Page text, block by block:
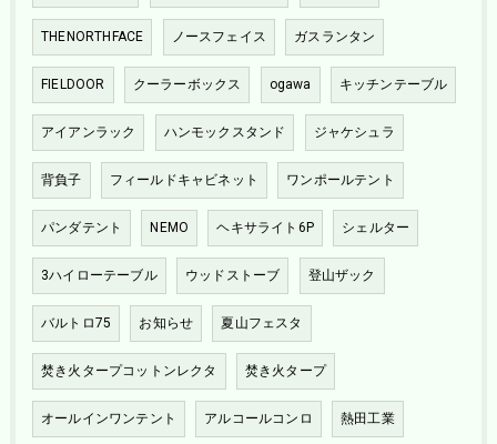
THENORTHFACE ノースフェイス ガスランタン
FIELDOOR クーラーボックス ogawa キッチンテーブル
アイアンラック ハンモックスタンド ジャケシュラ
背負子 フィールドキャビネット ワンポールテント
パンダテント NEMO ヘキサライト6P シェルター
3ハイローテーブル ウッドストーブ 登山ザック
バルトロ75 お知らせ 夏山フェスタ
焚き火タープコットンレクタ 焚き火タープ
オールインワンテント アルコールコンロ 熱田工業